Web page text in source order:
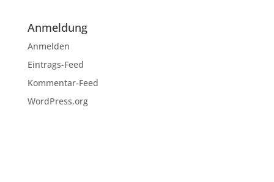
Anmeldung
Anmelden
Eintrags-Feed
Kommentar-Feed
WordPress.org